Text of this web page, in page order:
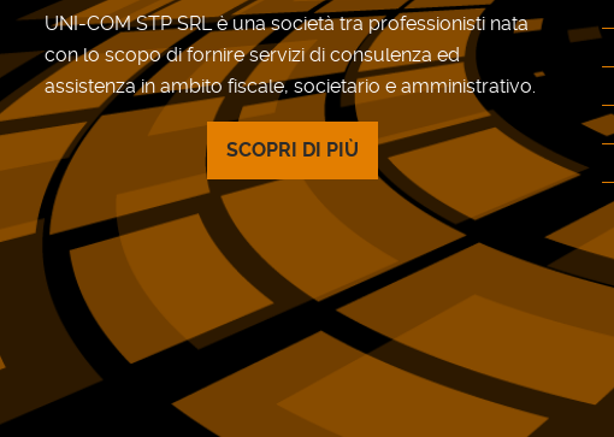
UNI-COM STP SRL è una società tra professionisti nata
con lo scopo di fornire servizi di consulenza ed
assistenza in ambito fiscale, societario e amministrativo.
SCOPRI DI PIÙ